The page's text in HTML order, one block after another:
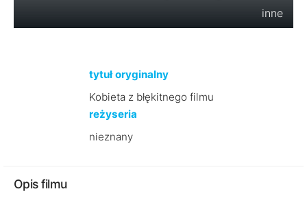
inne
tytuł oryginalny
Kobieta z błękitnego filmu
reżyseria
nieznany
Opis filmu